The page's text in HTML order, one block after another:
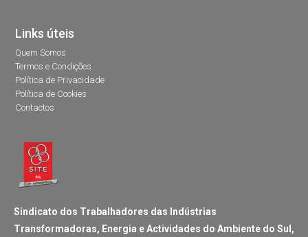
Links úteis
Quem Somos
Termos e Condições
Política de Privacidade
Política de Cookies
Contactos
Sindicato dos Trabalhadores das Indústrias
Transformadoras, Energia e Actividades do Ambiente do Sul,